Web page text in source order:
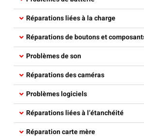
Réparations liées à la charge​
Réparations de boutons et
Problèmes de son
Réparations des caméras​
Problèmes logiciels​
Réparations liées à l’étanchéité​
Réparation carte mère​